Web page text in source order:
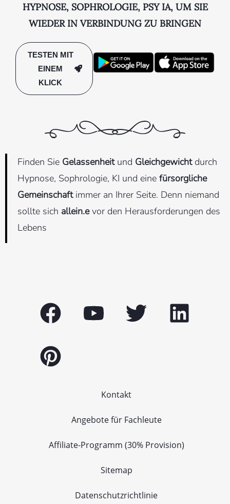
HYPNOSE, SOPHROLOGIE, PSY IA, UM SIE
WIEDER IN VERBINDUNG ZU BRINGEN
TESTEN MIT
EINEM
KLICK
Finden Sie Gelassenheit und Gleichgewicht durch
Hypnose, Sophrologie, KI und eine fürsorgliche
Gemeinschaftimmer an Ihrer Seite. Denn niemand
sollte sich allein.evor den Herausforderungen des
Lebens
Kontakt
Angebote für Fachleute
Affiliate-Programm (30% Provision)
Sitemap
Datenschutzrichtlinie